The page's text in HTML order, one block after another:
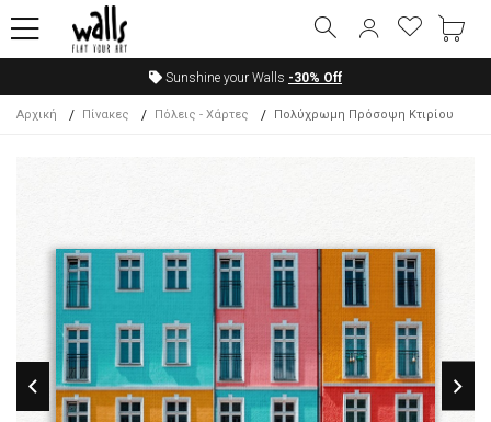
Sunshine your Walls -30% Off
Αρχική Πίνακες Πόλεις - Χάρτες Πολύχρωμη Πρόσοψη Κτιρίου